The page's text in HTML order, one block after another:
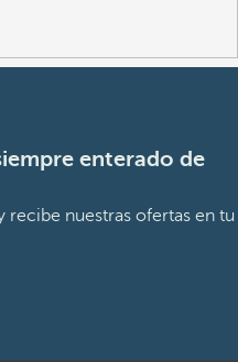
enterado de
recibe nuestras ofertas en tu